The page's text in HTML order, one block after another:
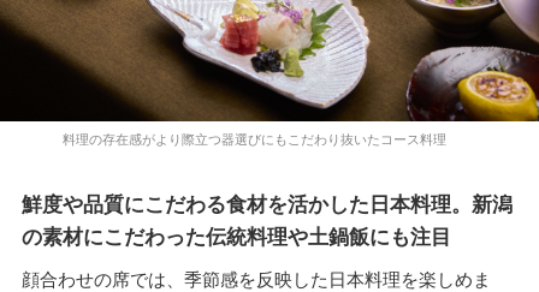
料理の存在感がより際立つ器選びにもこだわり抜いたコース料理
鮮度や品質にこだわる食材を活かした日本料理。新潟
の素材にこだわった伝統料理や土鍋飯にも注目
顔合わせの席では、季節感を反映した日本料理を楽しめま